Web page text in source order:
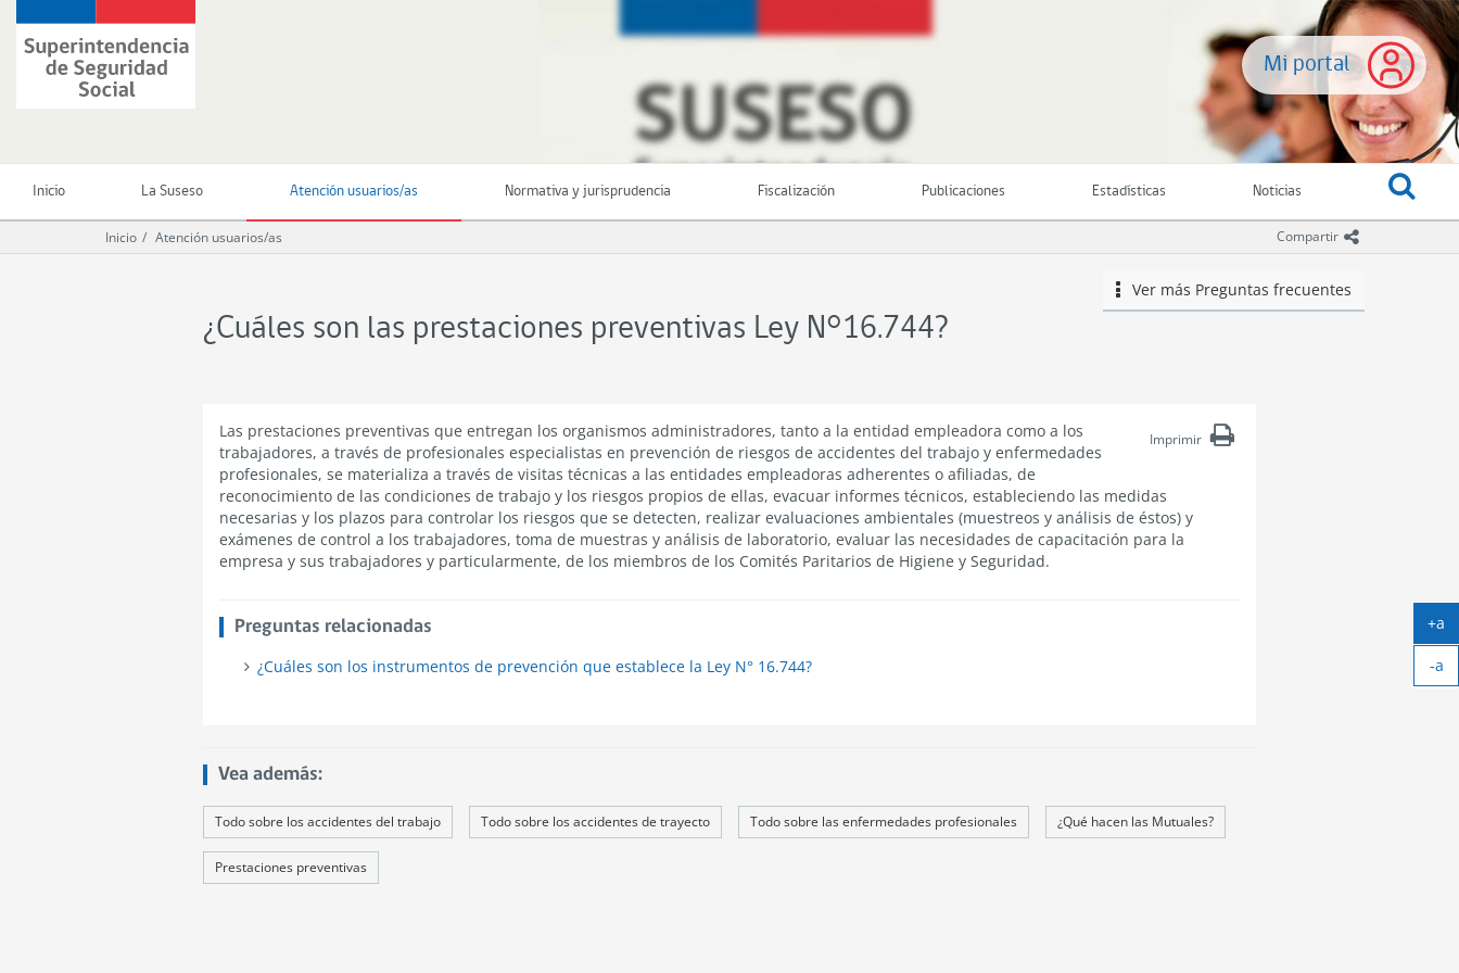
contenido
principal
Mi portal
Superintendencia
de
Seguridad
Chile
Inicio La Suseso Atención usuarios/as Normativa y jurisprudencia Fiscalización Publicaciones Estadísticas Noticias
Compartir icono
Inicio Atención usuarios/as
icono
Ver más Preguntas frecuentes
¿Cuáles son las prestaciones preventivas Ley N°16.744?
Imprimir
Las prestaciones preventivas que entregan los organismos administradores, tanto a la entidad empleadora como a los
trabajadores, a través de profesionales especialistas en prevención de riesgos de accidentes del trabajo y enfermedades
profesionales, se materializa a través de visitas técnicas a las entidades empleadoras adherentes o afiliadas, de
reconocimiento de las condiciones de trabajo y los riesgos propios de ellas, evacuar informes técnicos, estableciendo las medidas
necesarias y los plazos para controlar los riesgos que se detecten, realizar evaluaciones ambientales (muestreos y análisis de éstos) y
exámenes de control a los trabajadores, toma de muestras y análisis de laboratorio, evaluar las necesidades de capacitación para la
empresa y sus trabajadores y particularmente, de los miembros de los Comités Paritarios de Higiene y Seguridad.
Preguntas relacionadas
¿Cuáles son los instrumentos de prevención que establece la Ley N° 16.744?
Vea además:
Todo sobre los accidentes del trabajo Todo sobre los accidentes de trayecto Todo sobre las enfermedades profesionales ¿Qué hacen las Mutuales?
Prestaciones preventivas
+a
-a